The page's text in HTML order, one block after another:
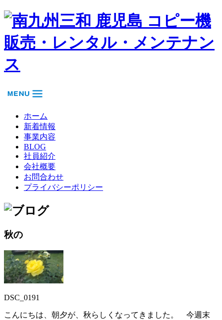
ホーム
新着情報
事業内容
BLOG
社員紹介
会社概要
お問合わせ
プライバシーポリシー
秋の
DSC_0191
こんにちは、朝夕が、秋らしくなってきました。 今週末